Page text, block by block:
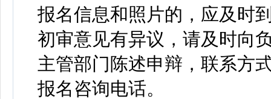
报名信息和照片的，应及时
初审意见有异议，请及时向
主管部门陈述申辩，联系方
报名咨询电话。